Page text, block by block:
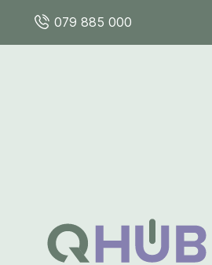
079 885 000